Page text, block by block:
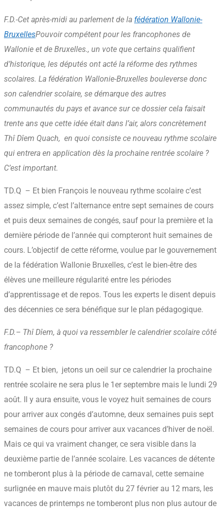
F.D.-Cet après-midi au parlement de la fédération Wallonie-
BruxellesPouvoir compétent pour les francophones de
Wallonie et de Bruxelles., un vote que certains qualifient
d’historique, les députés ont acté la réforme des rythmes
scolaires. La fédération Wallonie-Bruxelles bouleverse donc
son calendrier scolaire, se démarque des autres
communautés du pays et avance sur ce dossier cela faisait
trente ans que cette idée était dans l’air, alors concrètement
Thî Dîem Quach, en quoi consiste ce nouveau rythme scolaire
qui entrera en application dès la prochaine rentrée scolaire ?
C’est important.
TD.Q – Et bien François le nouveau rythme scolaire c’est
assez simple, c’est l’alternance entre sept semaines de cours
et puis deux semaines de congés, sauf pour la première et la
dernière période de l’année qui compteront huit semaines de
cours. L’objectif de cette réforme, voulue par le gouvernement
de la fédération Wallonie Bruxelles, c’est le bien-être des
élèves une meilleure régularité entre les périodes
d’apprentissage et de repos. Tous les experts le disent depuis
des décennies ce sera bénéfique sur le plan pédagogique.
F.D.– Thî Dîem, à quoi va ressembler le calendrier scolaire côté
francophone ?
TD.Q – Et bien, jetons un oeil sur ce calendrier la prochaine
rentrée scolaire ne sera plus le 1er septembre mais le lundi 29
août. Il y aura ensuite, vous le voyez huit semaines de cours
pour arriver aux congés d’automne, deux semaines puis sept
semaines de cours pour arriver aux vacances d’hiver de noël.
Mais ce qui va vraiment changer, ce sera visible dans la
deuxième partie de l’année scolaire. Les vacances de détente
ne tomberont plus à la période de carnaval, cette semaine
surlignée en mauve mais plutôt du 27 février au 12 mars, les
vacances de printemps ne tomberont plus non plus autour de